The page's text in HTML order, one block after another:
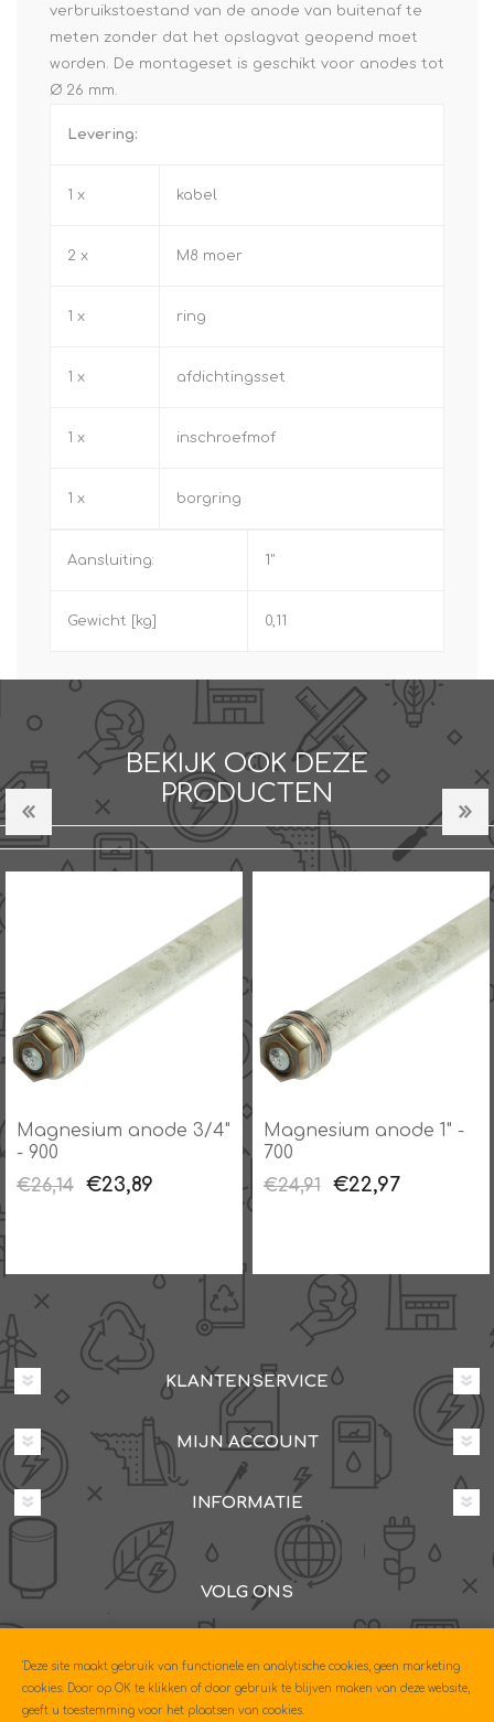
verbruikstoestand van de anode van buitenaf te
meten zonder dat het opslagvat geopend moet
worden. De montageset is geschikt voor anodes tot
Ø 26 mm.
Levering:
1 x kabel
2 x M8 moer
1 x ring
1 x afdichtingsset
1 x inschroefmof
1 x borgring
Aansluiting: 1"
Gewicht [kg] 0,11
BEKIJK OOK DEZE
PRODUCTEN
Magnesium anode 3/4"
- 900
€26,14
€23,89
Magnesium anode 1" -
700
€24,91
€22,97
KLANTENSERVICE
MIJN ACCOUNT
INFORMATIE
VOLG ONS
085-0604630
'Deze site maakt gebruik van functionele en analytische cookies, geen marketing
cookies. Door op OK te klikken of door gebruik te blijven maken van deze website,
geeft u toestemming voor het plaatsen van cookies.